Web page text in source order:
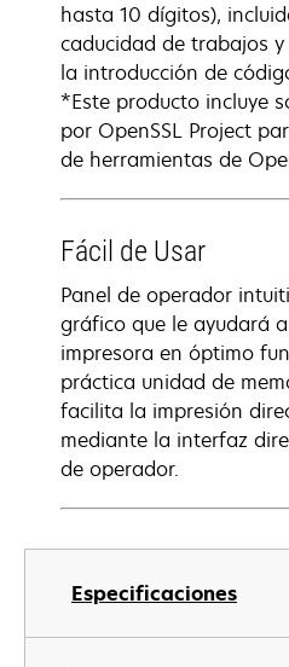
Especificaciones
hasta 10 dígitos),
caducidad de trabajos
la introducción de
*Este producto incluye
por OpenSSL Project
de herramientas de
Fácil de Usar
Panel de operador
gráfico que le ayudará
impresora en óptimo
práctica unidad de
facilita la impresión
mediante la interfaz
de operador.